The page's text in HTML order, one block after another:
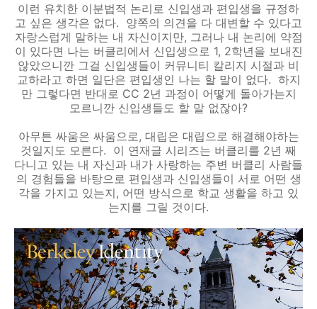
이런 유치한 이분법적 논리로 신입생과 편입생을 규정하
고 싶은 생각은 없다. 양쪽의 의견을 다 대변할 수 있다고
자랑스럽게 말하는 내 자신이지만, 그러나 내 논리에 약점
이 있다면 나는 버클리에서 신입생으로 1, 2학년을 보내진
않았으니깐 그걸 신입생들이 커뮤니티 칼리지 시절과 비
교하라고 하면 일단은 편입생인 나는 할 말이 없다. 하지
만 그렇다면 반대로 CC 2년 과정이 어떻게 돌아가는지
모르니깐 신입생들도 할 말 없잖아?
아무튼 싸움은 싸움으로, 대립은 대립으로 해결해야하는
것일지도 모른다. 이 연재글 시리즈는 버클리를 2년 째
다니고 있는 내 자신과 내가 사랑하는 주변 버클리 사람들
의 경험들을 바탕으로 편입생과 신입생들이 서로 어떤 생
각을 가지고 있는지, 어떤 방식으로 학교 생활을 하고 있
는지를 그릴 것이다.